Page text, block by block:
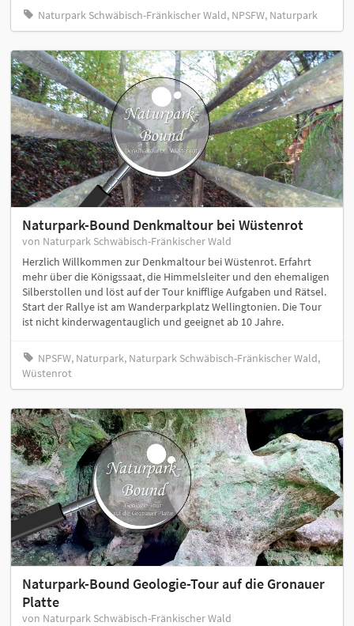
Naturpark Schwäbisch-Fränkischer Wald, NPSFW, Naturpark
Naturpark-Bound Denkmaltour bei Wüstenrot
von Naturpark Schwäbisch-Fränkischer Wald
Herzlich Willkommen zur Denkmaltour bei Wüstenrot. Erfahrt
mehr über die Königssaat, die Himmelsleiter und den ehemaligen
Silberstollen und löst auf der Tour knifflige Aufgaben und Rätsel.
Start der Rallye ist am Wanderparkplatz Wellingtonien. Die Tour
ist nicht kinderwagentauglich und geeignet ab 10 Jahre.
NPSFW, Naturpark, Naturpark Schwäbisch-Fränkischer Wald,
Wüstenrot
Naturpark-Bound Geologie-Tour auf die Gronauer
Platte
von Naturpark Schwäbisch-Fränkischer Wald